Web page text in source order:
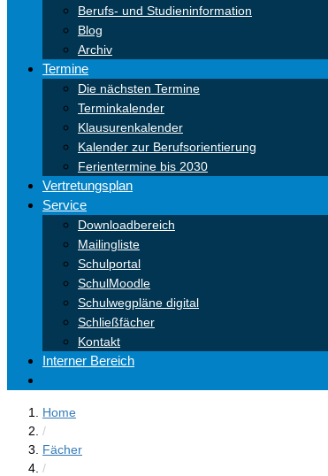
Berufs- und Studieninformation
Blog
Archiv
Termine
Die nächsten Termine
Terminkalender
Klausurenkalender
Kalender zur Berufsorientierung
Ferientermine bis 2030
Vertretungsplan
Service
Downloadbereich
Mailingliste
Schulportal
SchulMoodle
Schulwegpläne digital
Schließfächer
Kontakt
Interner Bereich
Home
/
Fächer
/